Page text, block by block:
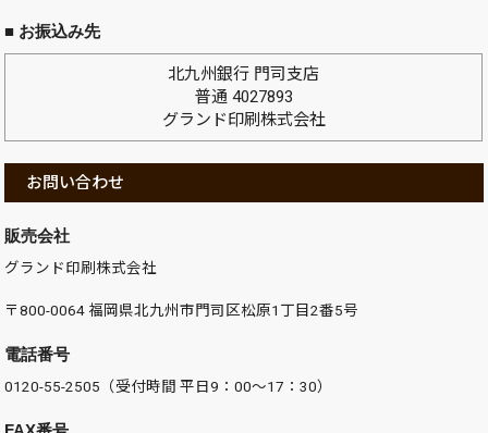
■ お振込み先
北九州銀行 門司支店
普通 4027893
グランド印刷株式会社
お問い合わせ
販売会社
グランド印刷株式会社
〒800-0064 福岡県北九州市門司区松原1丁目2番5号
電話番号
0120-55-2505（受付時間 平日9：00～17：30）